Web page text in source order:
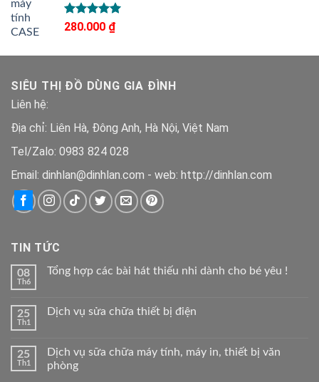
390.000 ₫.
Được xếp
280.000 ₫
SIÊU THỊ ĐỒ DÙNG GIA ĐÌNH
Liên hệ:
Địa chỉ: Liên Hà, Đông Anh, Hà Nội, Việt Nam
Tel/Zalo: 0983 824 028
Email: dinhlan@dinhlan.com - web: http://dinhlan.com
TIN TỨC
08
Th6
Tổng hợp các bài hát thiếu nhi dành cho bé yêu !
25
Th1
Dịch vụ sửa chữa thiết bị điện
25
Th1
Dịch vụ sữa chữa máy tính, máy in, thiết bị văn
phòng